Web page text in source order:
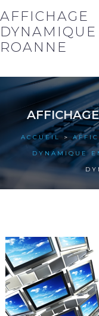
AFFICHAGE
DYNAMIQUE
ROANNE
Notre société
Nos solutions
Nos actus
Nos références
ACCUEIL >
DYNAMIQUE